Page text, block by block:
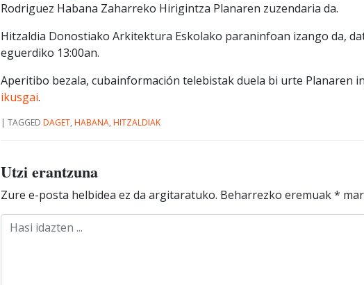
Rodriguez Habana Zaharreko Hirigintza Planaren zuzendaria da.
Hitzaldia Donostiako Arkitektura Eskolako paraninfoan izango da,
eguerdiko 13:00an.
Aperitibo bezala, cubainformación telebistak duela bi urte Planaren
ikusgai.
| TAGGED DAGET, HABANA, HITZALDIAK
Utzi erantzuna
Zure e-posta helbidea ez da argitaratuko. Beharrezko eremuak*